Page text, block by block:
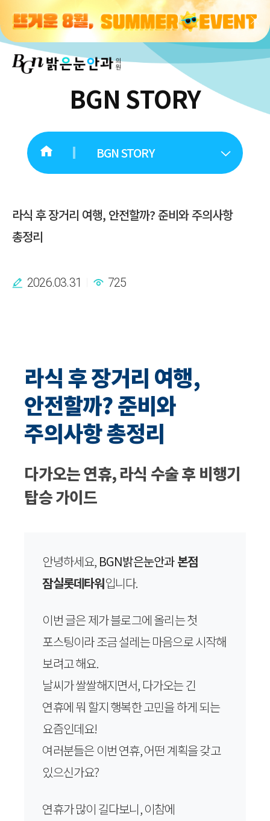
BGN STORY
BGN STORY
라식 후 장거리 여행, 안전할까? 준비와 주의사항
총정리
2026.03.31 725
라식 후 장거리 여행,
안전할까? 준비와
주의사항 총정리
다가오는 연휴, 라식 수술 후 비행기
탑승 가이드
안녕하세요, BGN밝은눈안과본점
잠실롯데타워입니다.
이번 글은 제가 블로그에 올리는 첫
포스팅이라 조금 설레는 마음으로 시작해
보려고 해요.
날씨가 쌀쌀해지면서, 다가오는 긴
연휴에 뭐 할지 행복한 고민을 하게 되는
요즘인데요!
여러분들은 이번 연휴, 어떤 계획을 갖고
있으신가요?
연휴가 많이 길다보니, 이참에